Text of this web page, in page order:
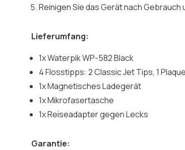
Reinigen Sie das Gerät nach Gebrauch
Lieferumfang:
1x Waterpik WP-582 Black
4 Flosstipps: 2 Classic Jet Tips, 1
1x Magnetisches Ladegerät
1x Mikrofasertasche
1x Reiseadapter gegen Lecks
Garantie: